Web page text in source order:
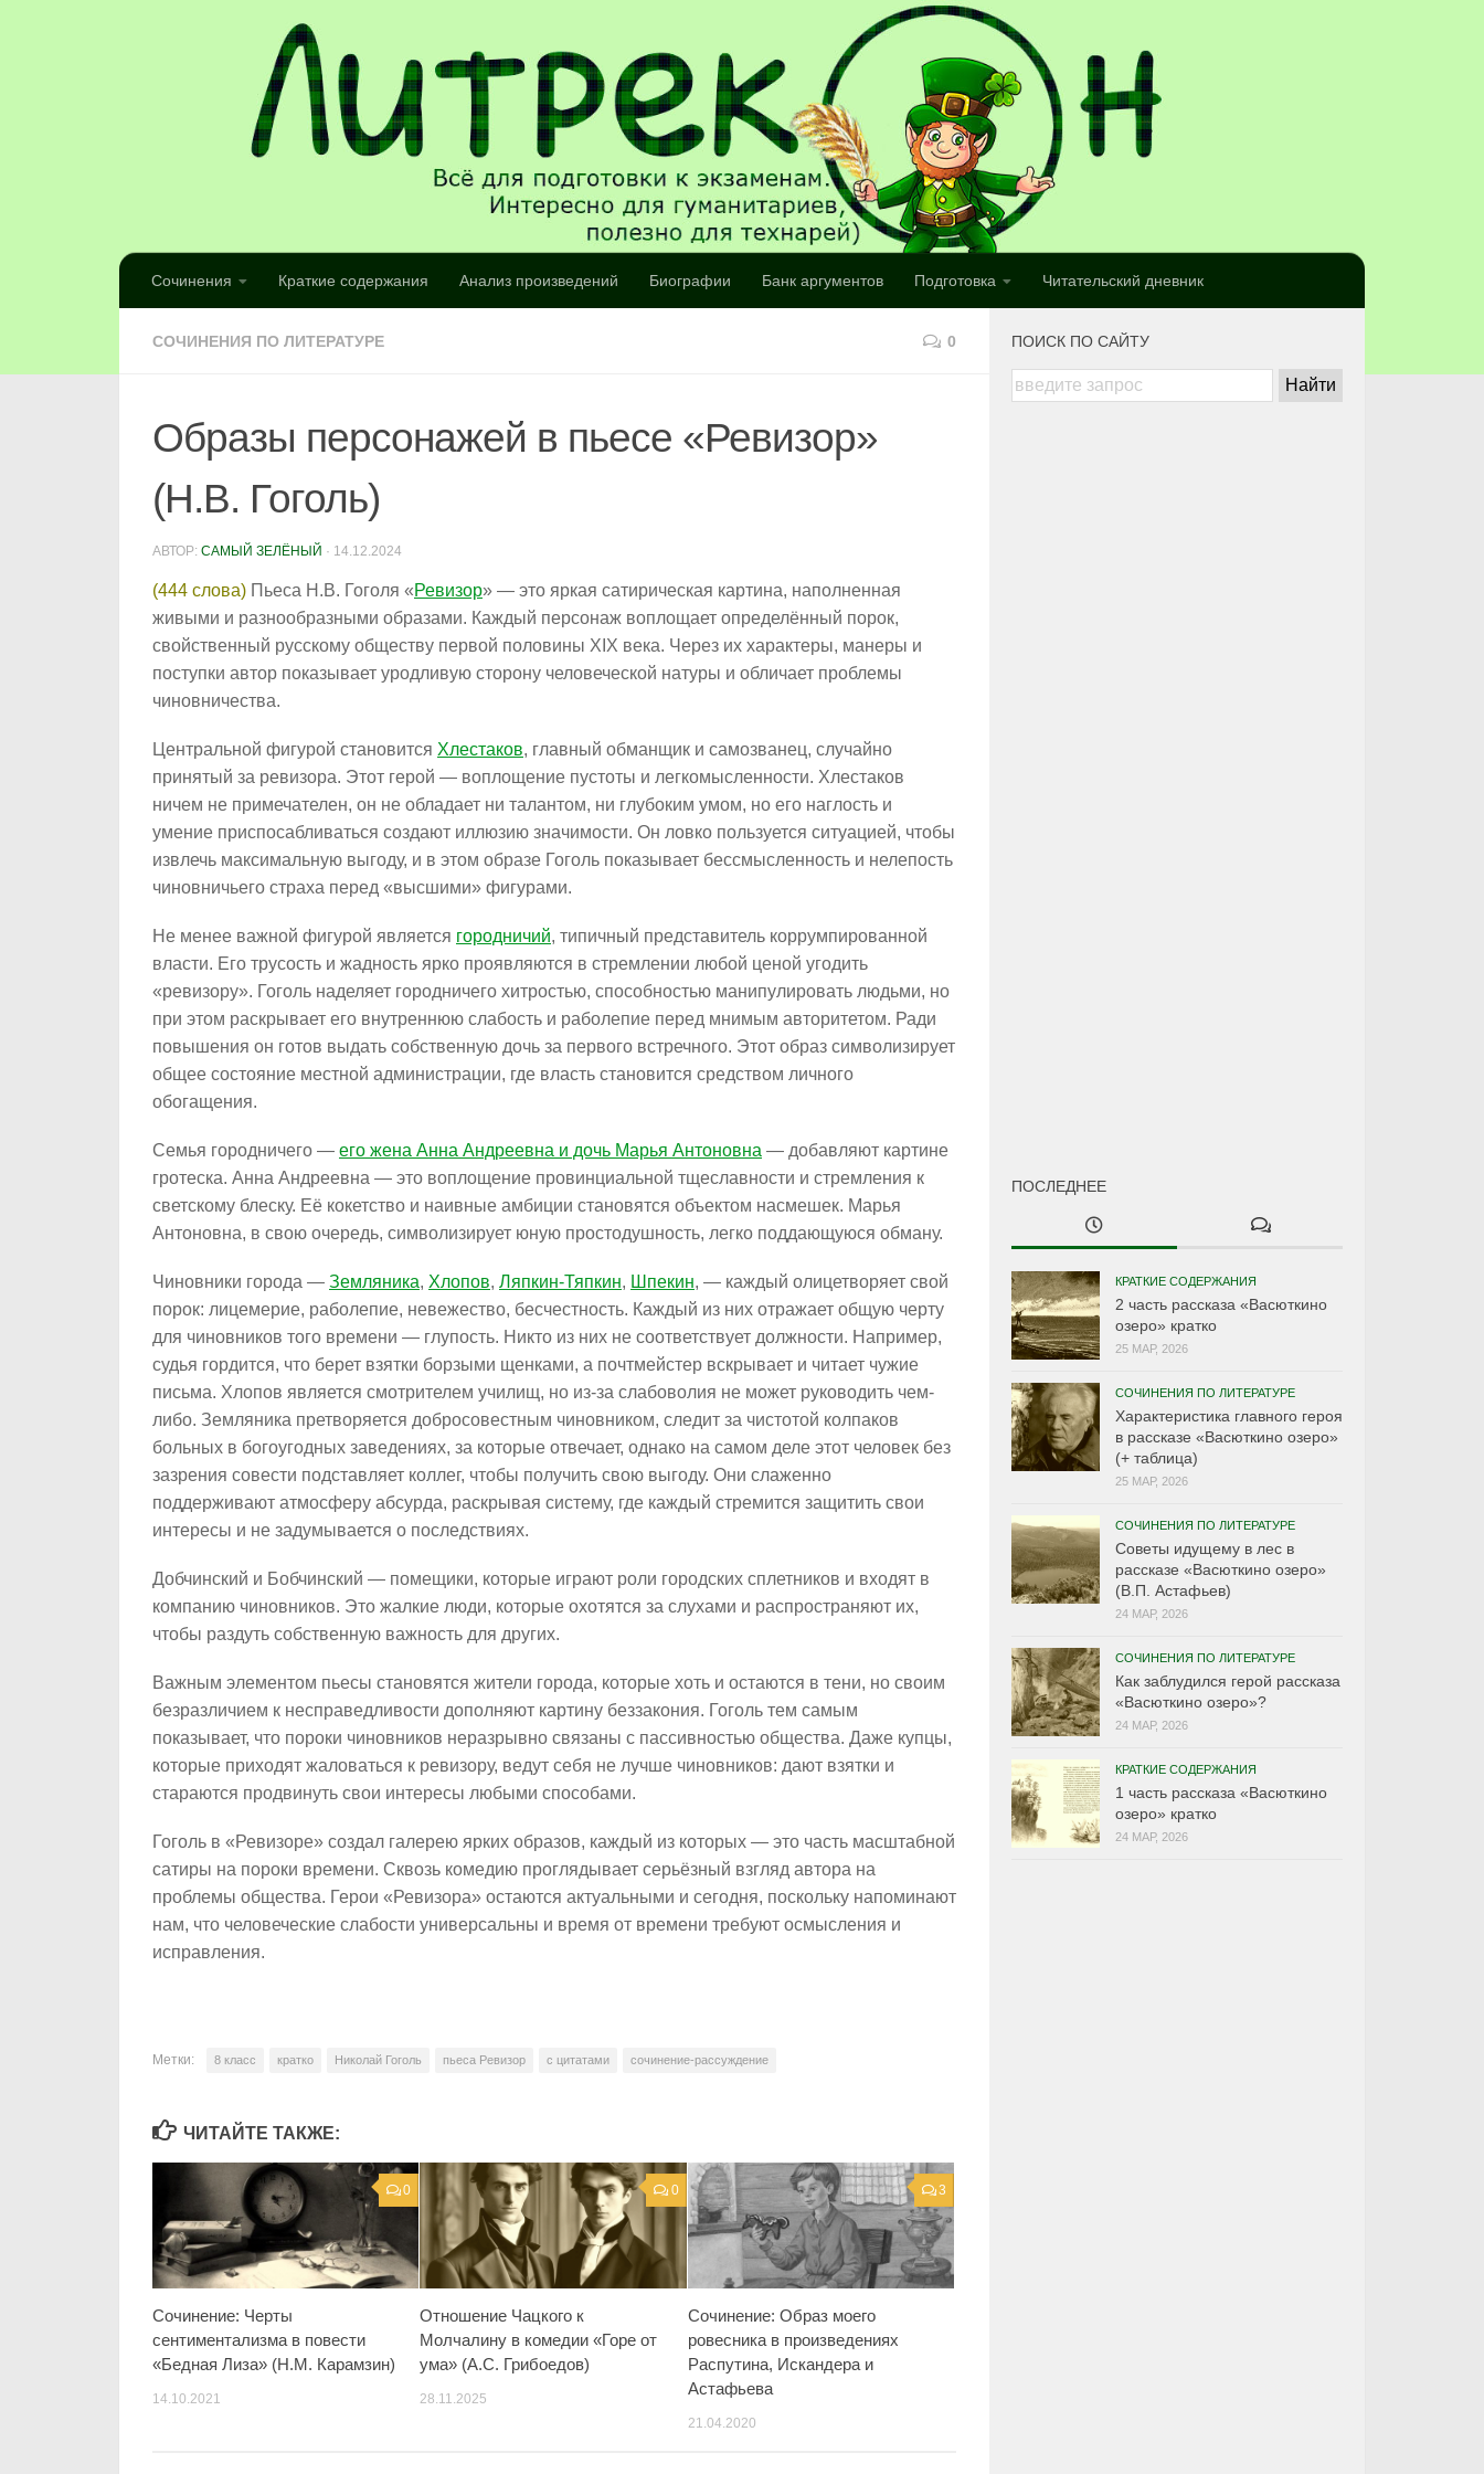
Сочинения Краткие содержания Анализ произведений Биографии Банк аргументов Подготовка Читательский дневник
СОЧИНЕНИЯ ПО ЛИТЕРАТУРЕ 0
Образы персонажей в пьесе «Ревизор»
(Н.В. Гоголь)
АВТОР: САМЫЙ ЗЕЛЁНЫЙ · 14.12.2024
(444 слова) Пьеса Н.В. Гоголя «Ревизор» — это яркая сатирическая картина, наполненная
живыми и разнообразными образами. Каждый персонаж воплощает определённый порок,
свойственный русскому обществу первой половины XIX века. Через их характеры, манеры и
поступки автор показывает уродливую сторону человеческой натуры и обличает проблемы
чиновничества.
Центральной фигурой становится Хлестаков, главный обманщик и самозванец, случайно
принятый за ревизора. Этот герой — воплощение пустоты и легкомысленности. Хлестаков
ничем не примечателен, он не обладает ни талантом, ни глубоким умом, но его наглость и
умение приспосабливаться создают иллюзию значимости. Он ловко пользуется ситуацией, чтобы
извлечь максимальную выгоду, и в этом образе Гоголь показывает бессмысленность и нелепость
чиновничьего страха перед «высшими» фигурами.
Не менее важной фигурой является городничий, типичный представитель коррумпированной
власти. Его трусость и жадность ярко проявляются в стремлении любой ценой угодить
«ревизору». Гоголь наделяет городничего хитростью, способностью манипулировать людьми, но
при этом раскрывает его внутреннюю слабость и раболепие перед мнимым авторитетом. Ради
повышения он готов выдать собственную дочь за первого встречного. Этот образ символизирует
общее состояние местной администрации, где власть становится средством личного
обогащения.
Семья городничего — его жена Анна Андреевна и дочь Марья Антоновна — добавляют картине
гротеска. Анна Андреевна — это воплощение провинциальной тщеславности и стремления к
светскому блеску. Её кокетство и наивные амбиции становятся объектом насмешек. Марья
Антоновна, в свою очередь, символизирует юную простодушность, легко поддающуюся обману.
Чиновники города — Земляника, Хлопов, Ляпкин-Тяпкин, Шпекин, — каждый олицетворяет свой
порок: лицемерие, раболепие, невежество, бесчестность. Каждый из них отражает общую черту
для чиновников того времени — глупость. Никто из них не соответствует должности. Например,
судья гордится, что берет взятки борзыми щенками, а почтмейстер вскрывает и читает чужие
письма. Хлопов является смотрителем училищ, но из-за слабоволия не может руководить чем-
либо. Земляника претворяется добросовестным чиновником, следит за чистотой колпаков
больных в богоугодных заведениях, за которые отвечает, однако на самом деле этот человек без
зазрения совести подставляет коллег, чтобы получить свою выгоду. Они слаженно
поддерживают атмосферу абсурда, раскрывая систему, где каждый стремится защитить свои
интересы и не задумывается о последствиях.
Добчинский и Бобчинский — помещики, которые играют роли городских сплетников и входят в
компанию чиновников. Это жалкие люди, которые охотятся за слухами и распространяют их,
чтобы раздуть собственную важность для других.
Важным элементом пьесы становятся жители города, которые хоть и остаются в тени, но своим
безразличием к несправедливости дополняют картину беззакония. Гоголь тем самым
показывает, что пороки чиновников неразрывно связаны с пассивностью общества. Даже купцы,
которые приходят жаловаться к ревизору, ведут себя не лучше чиновников: дают взятки и
стараются продвинуть свои интересы любыми способами.
Гоголь в «Ревизоре» создал галерею ярких образов, каждый из которых — это часть масштабной
сатиры на пороки времени. Сквозь комедию проглядывает серьёзный взгляд автора на
проблемы общества. Герои «Ревизора» остаются актуальными и сегодня, поскольку напоминают
нам, что человеческие слабости универсальны и время от времени требуют осмысления и
исправления.
Метки: 8 класс кратко Николай Гоголь пьеса Ревизор с цитатами сочинение-рассуждение
ЧИТАЙТЕ ТАКЖЕ:
0
Сочинение: Черты
сентиментализма в повести
«Бедная Лиза» (Н.М. Карамзин)
14.10.2021
0
Отношение Чацкого к
Молчалину в комедии «Горе от
ума» (А.С. Грибоедов)
28.11.2025
3
Сочинение: Образ моего
ровесника в произведениях
Распутина, Искандера и
Астафьева
21.04.2020
ПОИСК ПО САЙТУ
ПОСЛЕДНЕЕ
КРАТКИЕ СОДЕРЖАНИЯ
2 часть рассказа «Васюткино
озеро» кратко
25 МАР, 2026
СОЧИНЕНИЯ ПО ЛИТЕРАТУРЕ
Характеристика главного героя
в рассказе «Васюткино озеро»
(+ таблица)
25 МАР, 2026
СОЧИНЕНИЯ ПО ЛИТЕРАТУРЕ
Советы идущему в лес в
рассказе «Васюткино озеро»
(В.П. Астафьев)
24 МАР, 2026
СОЧИНЕНИЯ ПО ЛИТЕРАТУРЕ
Как заблудился герой рассказа
«Васюткино озеро»?
24 МАР, 2026
КРАТКИЕ СОДЕРЖАНИЯ
1 часть рассказа «Васюткино
озеро» кратко
24 МАР, 2026